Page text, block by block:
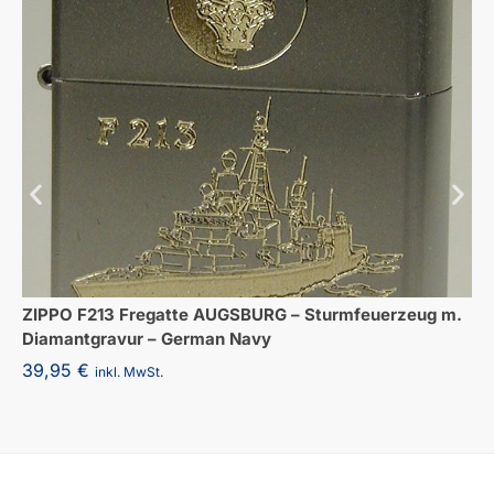
ZIPPO F213 Fregatte AUGSBURG – Sturmfeuerzeug m.
Diamantgravur – German Navy
39,95 € inkl. MwSt.